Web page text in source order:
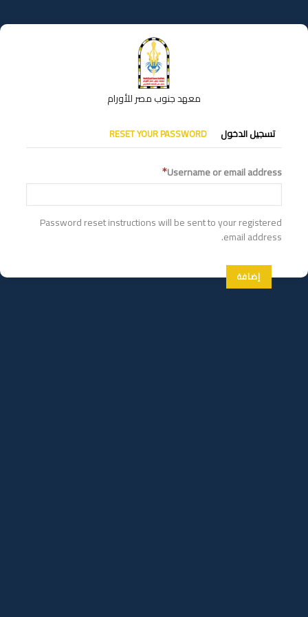
إلى
المحتوى
معهد جنوب مصر للأورام
التبويبات
الأساسية
تسجيل الدخول RESET YOUR PASSWORD
Username or email address
Password reset instructions will be sent to your registered
email address.